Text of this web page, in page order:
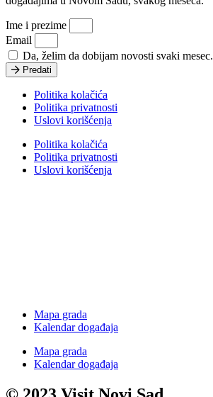
Ime i prezime
Email
Da, želim da dobijam novosti svaki mesec.
Predati
Politika kolačića
Politika privatnosti
Uslovi korišćenja
Politika kolačića
Politika privatnosti
Uslovi korišćenja
Mapa grada
Kalendar događaja
Mapa grada
Kalendar događaja